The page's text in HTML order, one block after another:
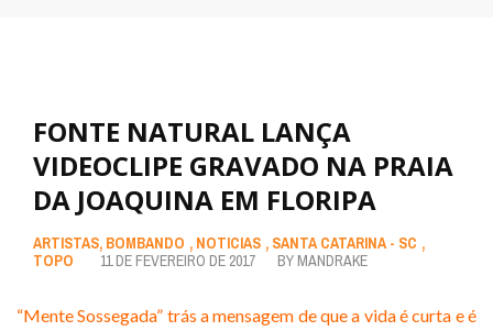
FONTE NATURAL LANÇA
VIDEOCLIPE GRAVADO NA PRAIA
DA JOAQUINA EM FLORIPA
ARTISTAS, BOMBANDO , NOTICIAS , SANTA CATARINA - SC ,
TOPO
11 DE FEVEREIRO DE 2017 BY MANDRAKE
“Mente Sossegada” trás a mensagem de que a vida é curta e é